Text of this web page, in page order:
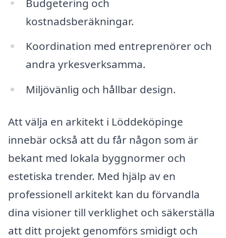
kostnadsberäkningar.
Koordination med entreprenörer och
andra yrkesverksamma.
Miljövänlig och hållbar design.
Att välja en arkitekt i Löddeköpinge
innebär också att du får någon som är
bekant med lokala byggnormer och
estetiska trender. Med hjälp av en
professionell arkitekt kan du förvandla
dina visioner till verklighet och säkerställa
att ditt projekt genomförs smidigt och